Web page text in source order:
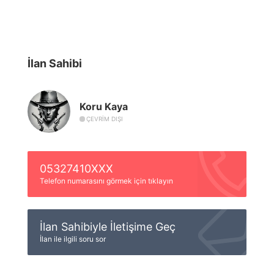
İlan Sahibi
Koru Kaya
ÇEVRIM DIŞI
05327410XXX
Telefon numarasını görmek için tıklayın
İlan Sahibiyle İletişime Geç
İlan ile ilgili soru sor